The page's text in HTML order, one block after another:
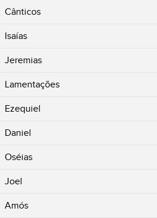
Cânticos
Isaías
Jeremias
Lamentações
Ezequiel
Daniel
Oséias
Joel
Amós